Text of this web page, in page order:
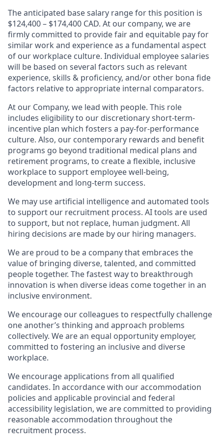
The anticipated base salary range for this position is
$124,400 – $174,400 CAD. At our company, we are
firmly committed to provide fair and equitable pay for
similar work and experience as a fundamental aspect
of our workplace culture. Individual employee salaries
will be based on several factors such as relevant
experience, skills & proficiency, and/or other bona fide
factors relative to appropriate internal comparators.
At our Company, we lead with people. This role
includes eligibility to our discretionary short-term-
incentive plan which fosters a pay-for-performance
culture. Also, our contemporary rewards and benefit
programs go beyond traditional medical plans and
retirement programs, to create a flexible, inclusive
workplace to support employee well-being,
development and long-term success.
We may use artificial intelligence and automated tools
to support our recruitment process. AI tools are used
to support, but not replace, human judgment. All
hiring decisions are made by our hiring managers.
We are proud to be a company that embraces the
value of bringing diverse, talented, and committed
people together. The fastest way to breakthrough
innovation is when diverse ideas come together in an
inclusive environment.
We encourage our colleagues to respectfully challenge
one another’s thinking and approach problems
collectively. We are an equal opportunity employer,
committed to fostering an inclusive and diverse
workplace.
We encourage applications from all qualified
candidates. In accordance with our accommodation
policies and applicable provincial and federal
accessibility legislation, we are committed to providing
reasonable accommodation throughout the
recruitment process.